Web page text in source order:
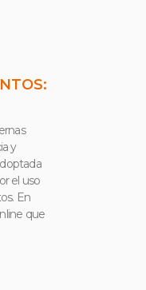
y
el uso
En
que